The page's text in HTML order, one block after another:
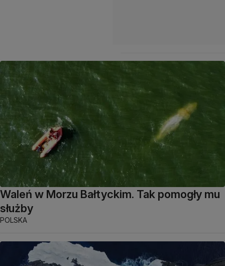
Waleń w Morzu Bałtyckim. Tak pomogły mu
służby
POLSKA